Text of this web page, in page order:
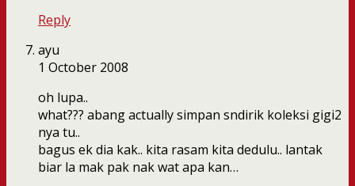
Reply
ayu
1 October 2008
oh lupa..
what??? abang actually simpan sndirik koleksi gigi2
nya tu..
bagus ek dia kak.. kita rasam kita dedulu.. lantak
biar la mak pak nak wat apa kan…